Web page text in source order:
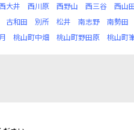
大井 西川原 西野山 西三谷 西山
古和田 別所 松井 南志野 南勢田
桃山町中畑 桃山町野田原 桃山町